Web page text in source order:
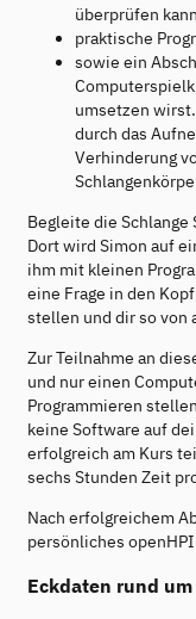
überprüfen
praktische
sowie ein
umsetzen
durch das
Verhinderung
Begleite die Schlange
Dort wird Simon auf
ihm mit kleinen
eine Frage in den
stellen und dir so von
Zur Teilnahme an
und nur einen
Programmieren
keine Software auf
erfolgreich am Kurs
sechs Stunden Zeit
Nach erfolgreichem
persönliches
Eckdaten rund